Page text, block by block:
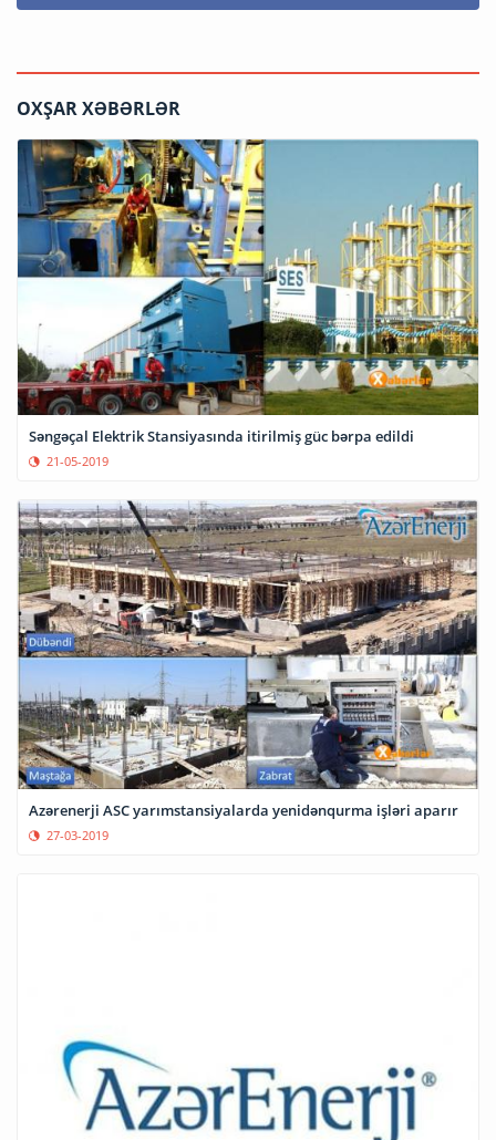
OXŞAR XƏBƏRLƏR
Səngəçal Elektrik Stansiyasında itirilmiş güc bərpa edildi
21-05-2019
Azərenerji ASC yarımstansiyalarda yenidənqurma işləri aparır
27-03-2019